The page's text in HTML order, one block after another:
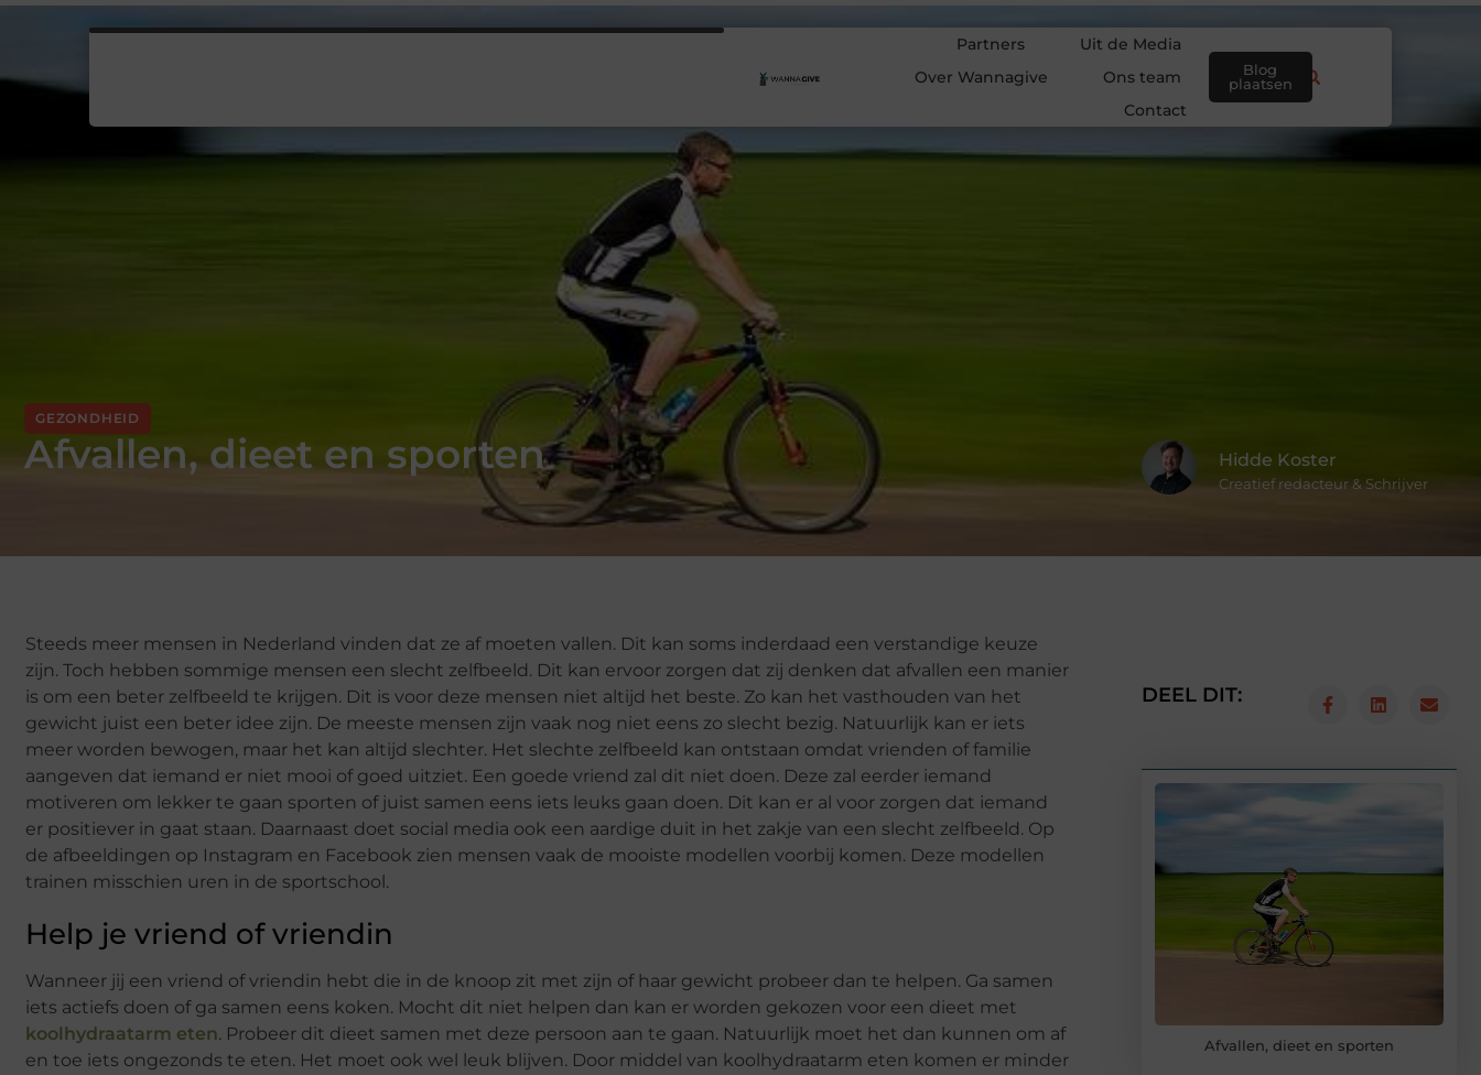
Partners
Uit de Media
Over Wannagive
Ons team
Contact
Blog
plaatsen
GEZONDHEID
Afvallen, dieet en sporten Hidde Koster
Creatief redacteur & Schrijver
Steeds meer mensen in Nederland vinden dat ze af moeten vallen. Dit kan soms inderdaad een verstandige keuze
zijn. Toch hebben sommige mensen een slecht zelfbeeld. Dit kan ervoor zorgen dat zij denken dat afvallen een manier
is om een beter zelfbeeld te krijgen. Dit is voor deze mensen niet altijd het beste. Zo kan het vasthouden van het
gewicht juist een beter idee zijn. De meeste mensen zijn vaak nog niet eens zo slecht bezig. Natuurlijk kan er iets
meer worden bewogen, maar het kan altijd slechter. Het slechte zelfbeeld kan ontstaan omdat vrienden of familie
aangeven dat iemand er niet mooi of goed uitziet. Een goede vriend zal dit niet doen. Deze zal eerder iemand
motiveren om lekker te gaan sporten of juist samen eens iets leuks gaan doen. Dit kan er al voor zorgen dat iemand
er positiever in gaat staan. Daarnaast doet social media ook een aardige duit in het zakje van een slecht zelfbeeld. Op
de afbeeldingen op Instagram en Facebook zien mensen vaak de mooiste modellen voorbij komen. Deze modellen
trainen misschien uren in de sportschool.
Help je vriend of vriendin
Wanneer jij een vriend of vriendin hebt die in de knoop zit met zijn of haar gewicht probeer dan te helpen. Ga samen
iets actiefs doen of ga samen eens koken. Mocht dit niet helpen dan kan er worden gekozen voor een dieet met
koolhydraatarm eten. Probeer dit dieet samen met deze persoon aan te gaan. Natuurlijk moet het dan kunnen om af
en toe iets ongezonds te eten. Het moet ook wel leuk blijven. Door middel van koolhydraatarm eten komen er minder
DEEL DIT:
Afvallen, dieet en sporten